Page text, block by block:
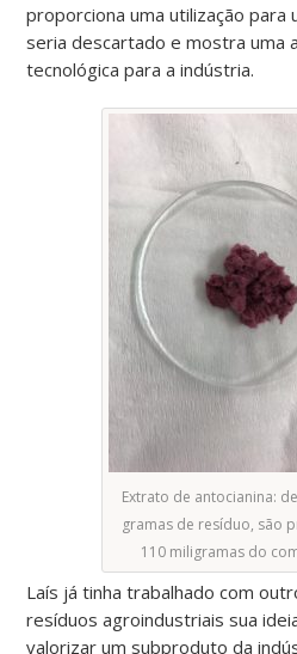
proporciona uma utilização para
seria descartado e mostra uma
tecnológica para a indústria.
Extrato de antocianina:
gramas de resíduo, são
110 miligramas do
Laís já tinha trabalhado com
resíduos agroindustriais sua
valorizar um subproduto da